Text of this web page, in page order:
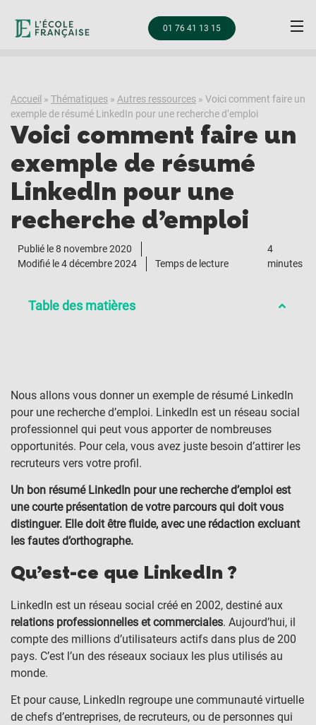
01 76 41 13 15
Accueil » Thématiques » Autres ressources » Voici comment faire un
exemple de résumé LinkedIn pour une recherche d’emploi
Voici comment faire un
exemple de résumé
LinkedIn pour une
recherche d’emploi
Publié le8 novembre 2020
Modifié le 4 décembre 2024
Temps de lecture
4
minutes
Table des matières
Nous allons vous donner un exemple de résumé LinkedIn
pour une recherche d’emploi. LinkedIn est un réseau social
professionnel qui peut vous apporter de nombreuses
opportunités. Pour cela, vous avez juste besoin d’attirer les
recruteurs vers votre profil.
Un bon résumé LinkedIn pour une recherche d’emploi est
une courte présentation de votre parcours qui doit vous
distinguer. Elle doit être fluide, avec une rédaction excluant
les fautes d’orthographe.
Qu’est-ce que LinkedIn ?
LinkedIn est un réseau social créé en 2002, destiné aux
relations professionnelles et commerciales. Aujourd’hui, il
compte des millions d’utilisateurs actifs dans plus de 200
pays. C’est l’un des réseaux sociaux les plus utilisés au
monde.
Et pour cause, LinkedIn regroupe une communauté virtuelle
de chefs d’entreprises, de recruteurs, ou de personnes qui